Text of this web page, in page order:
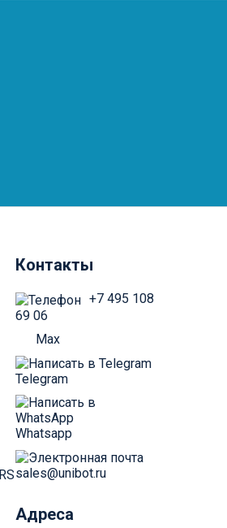
Контакты
+7 495 108
69 06
Max
Telegram
Whatsapp
sales@unibot.ru
Адреса